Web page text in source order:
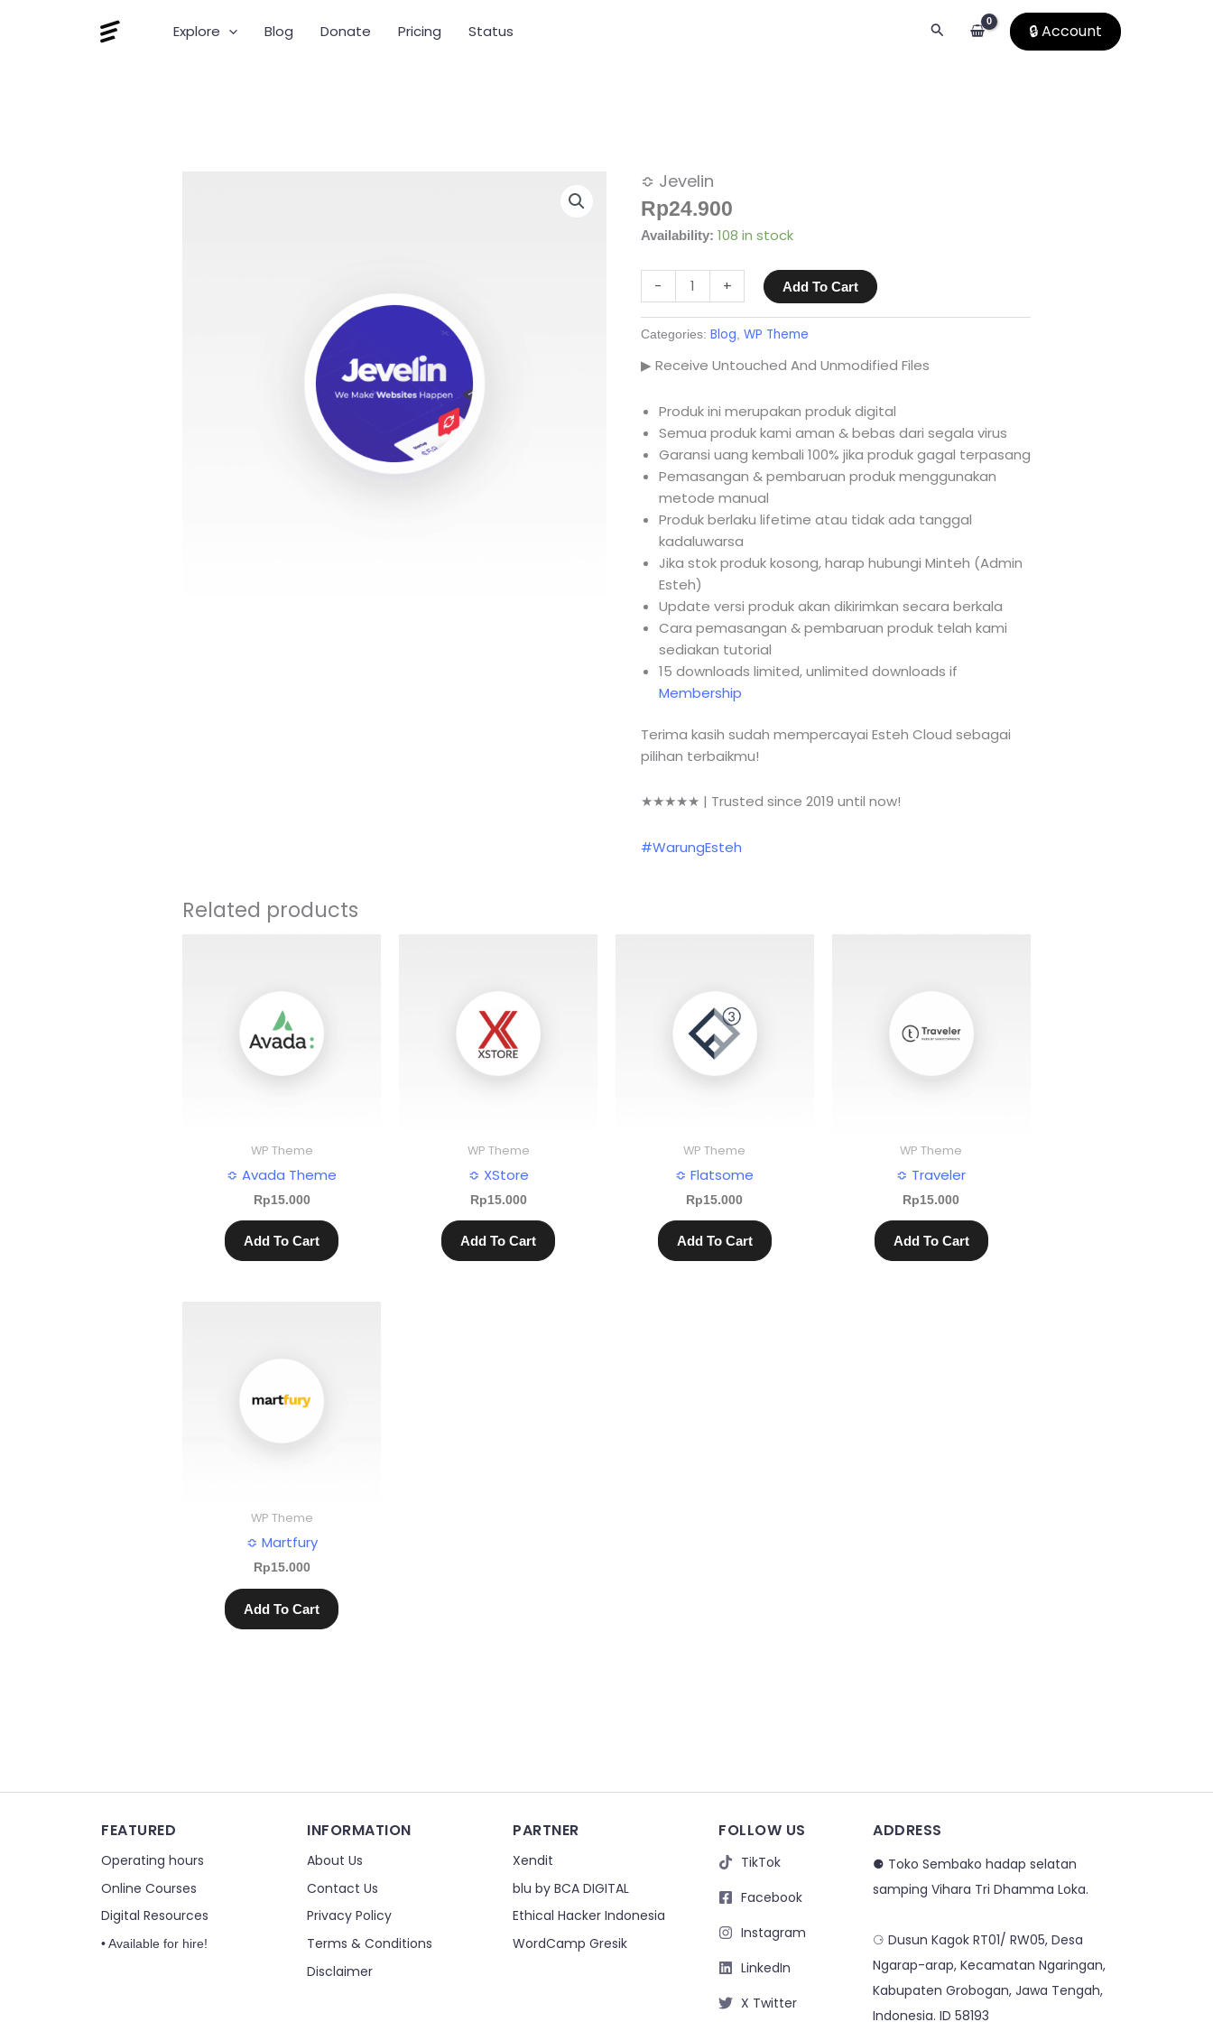
Explore Blog Donate Pricing Status Search 🔒 Account
≎ Jevelin
Rp24.900
Availability: 108 in stock
-
≎
Jevelin
quantity
+ Add To Cart
Categories: Blog WP Theme
▶ Receive Untouched And Unmodified Files
Produk ini merupakan produk digital
Semua produk kami aman & bebas dari segala virus
Garansi uang kembali 100% jika produk gagal terpasang
Pemasangan & pembaruan produk menggunakan
metode manual
Produk berlaku lifetime atau tidak ada tanggal
kadaluwarsa
Jika stok produk kosong, harap hubungi Minteh (Admin
Esteh)
Update versi produk akan dikirimkan secara berkala
Cara pemasangan & pembaruan produk telah kami
sediakan tutorial
15 downloads limited, unlimited downloads if
Membership
Terima kasih sudah mempercayai Esteh Cloud sebagai
pilihan terbaikmu!
★★★★★ | Trusted since 2019 until now!
#WarungEsteh
Related products
WP Theme
≎ Avada Theme
Rp15.000
Add To Cart
WP Theme
≎ XStore
Rp15.000
Add To Cart
WP Theme
≎ Flatsome
Rp15.000
Add To Cart
WP Theme
≎ Traveler
Rp15.000
Add To Cart
WP Theme
≎ Martfury
Rp15.000
Add To Cart
FEATURED
Operating hours
Online Courses
Digital Resources
• Available for hire!
INFORMATION
About Us
Contact Us
Privacy Policy
Terms & Conditions
Disclaimer
PARTNER
Xendit
blu by BCA DIGITAL
Ethical Hacker Indonesia
WordCamp Gresik
FOLLOW US
TikTok
Facebook
Instagram
LinkedIn
X Twitter
ADDRESS
⚈ Toko Sembako hadap selatan
samping Vihara Tri Dhamma Loka.
⚆ Dusun Kagok RT01/ RW05, Desa
Ngarap-arap, Kecamatan Ngaringan,
Kabupaten Grobogan, Jawa Tengah,
Indonesia. ID 58193